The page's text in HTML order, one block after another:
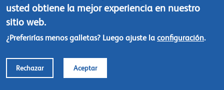
Tel: +31 (0)35 - 695 58 88
Contáctanos
Footer
menu
© Chrysal 2018
Polítcas de responsabilidad y privacidad
usted obtiene la mejor experiencia en nuestro
sitio web.
¿Preferirías menos galletas? Luego ajuste la configuración.
Rechazar Aceptar